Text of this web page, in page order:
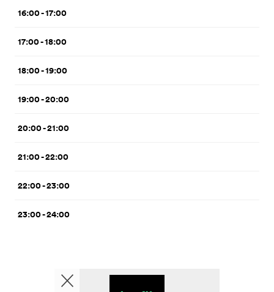
16:00 - 17:00
17:00 - 18:00
18:00 - 19:00
19:00 - 20:00
20:00 - 21:00
21:00 - 22:00
22:00 - 23:00
23:00 - 24:00